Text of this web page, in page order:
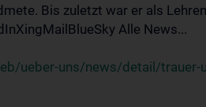
Bis zuletzt war er als
Alle News...
ueber-uns/news/detail/trauer-